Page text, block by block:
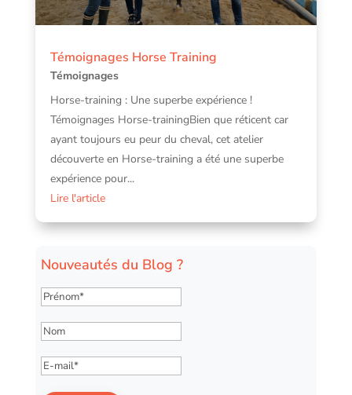
Témoignages Horse Training
Témoignages
Horse-training : Une superbe expérience !
Témoignages Horse-trainingBien que réticent car
ayant toujours eu peur du cheval, cet atelier
découverte en Horse-training a été une superbe
expérience pour...
Lire l'article
Nouveautés du Blog ?